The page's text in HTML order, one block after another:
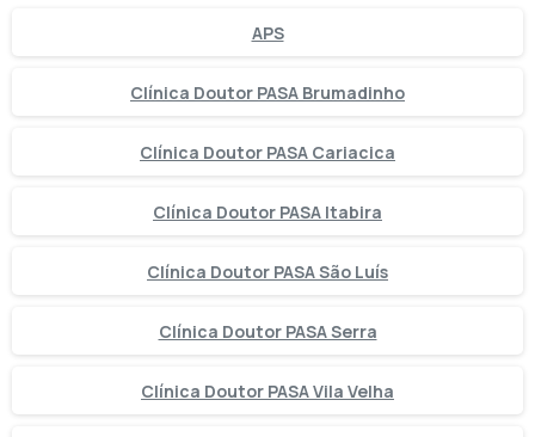
APS
Clínica Doutor PASA Brumadinho
Clínica Doutor PASA Cariacica
Clínica Doutor PASA Itabira
Clínica Doutor PASA São Luís
Clínica Doutor PASA Serra
Clínica Doutor PASA Vila Velha